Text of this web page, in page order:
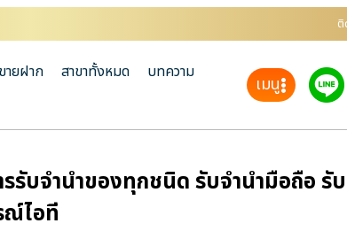
ติ
ายฝาก สาขาทั้งหมด
บทความ
เมนู
บจำนำของทุกชนิด รับจำนำมือถือ รั
ณ์ไอที